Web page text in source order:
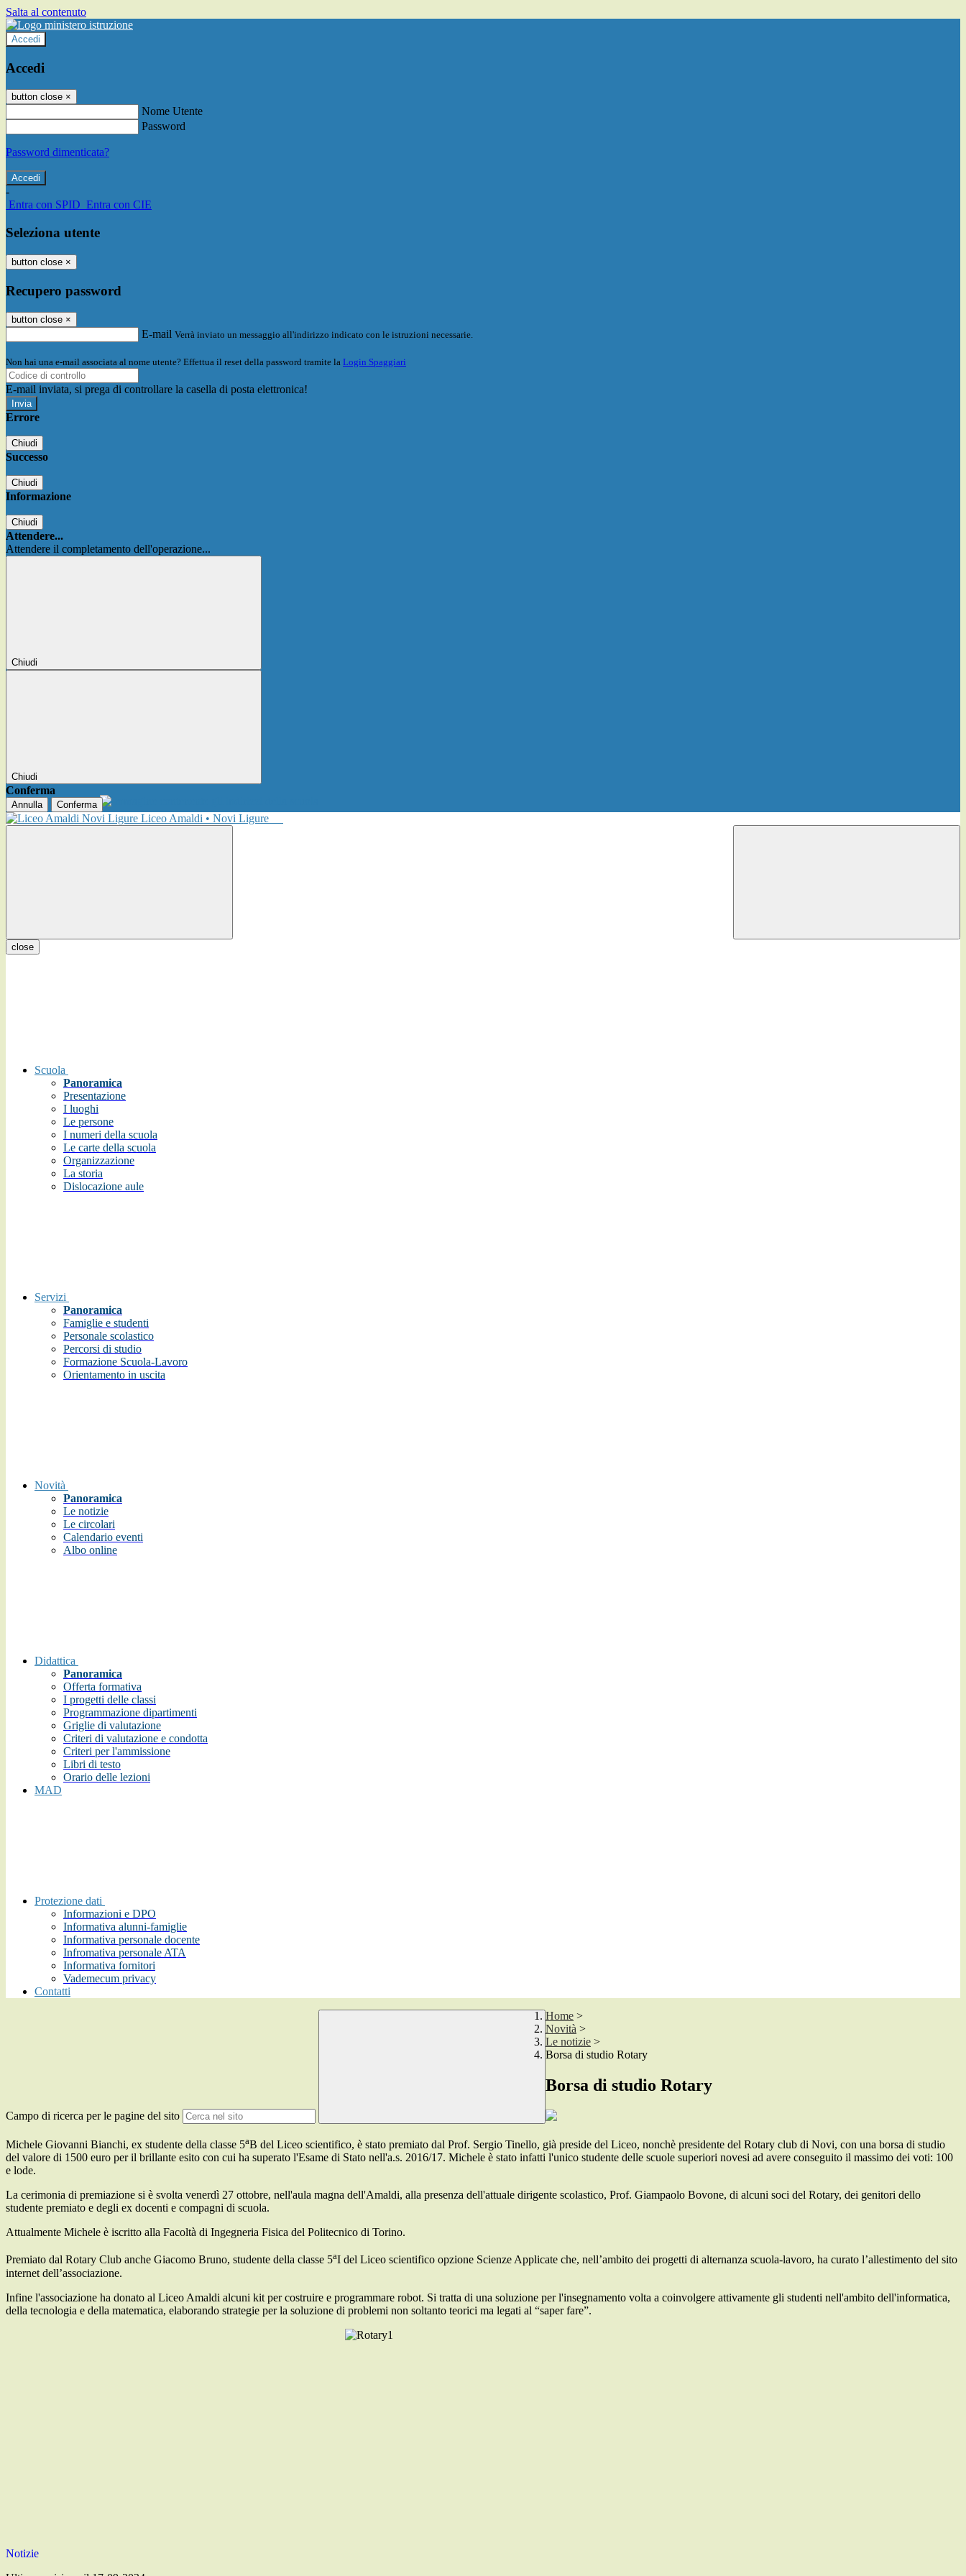
Salta al contenuto
Accedi
Accedi
button close ×
Nome Utente
Password
Password dimenticata?
-
Entra con SPID Entra con CIE
Seleziona utente
button close ×
Recupero password
button close ×
E-mail Verrà inviato un messaggio all'indirizzo indicato con le istruzioni necessarie.
Non hai una e-mail associata al nome utente? Effettua il reset della password tramite la Login Spaggiari
E-mail inviata, si prega di controllare la casella di posta elettronica!
Errore
Chiudi
Successo
Chiudi
Informazione
Chiudi
Attendere...
Attendere il completamento dell'operazione...
Chiudi
Chiudi
Conferma
Annulla Conferma
Liceo Amaldi • Novi Ligure
close
Scuola
Panoramica
Presentazione
I luoghi
Le persone
I numeri della scuola
Le carte della scuola
Organizzazione
La storia
Dislocazione aule
Servizi
Panoramica
Famiglie e studenti
Personale scolastico
Percorsi di studio
Formazione Scuola-Lavoro
Orientamento in uscita
Novità
Panoramica
Le notizie
Le circolari
Calendario eventi
Albo online
Didattica
Panoramica
Offerta formativa
I progetti delle classi
Programmazione dipartimenti
Griglie di valutazione
Criteri di valutazione e condotta
Criteri per l'ammissione
Libri di testo
Orario delle lezioni
MAD
Protezione dati
Informazioni e DPO
Informativa alunni-famiglie
Informativa personale docente
Infromativa personale ATA
Informativa fornitori
Vademecum privacy
Contatti
Campo di ricerca per le pagine del sito
Home >
Novità >
Le notizie >
Borsa di studio Rotary
Borsa di studio Rotary
Michele Giovanni Bianchi, ex studente della classe 5aB del Liceo scientifico, è stato premiato dal Prof. Sergio Tinello, già preside del Liceo, nonchè presidente del Rotary club di Novi, con una borsa di studio
del valore di 1500 euro per il brillante esito con cui ha superato l'Esame di Stato nell'a.s. 2016/17. Michele è stato infatti l'unico studente delle scuole superiori novesi ad avere conseguito il massimo dei voti: 100
e lode.
La cerimonia di premiazione si è svolta venerdì 27 ottobre, nell'aula magna dell'Amaldi, alla presenza dell'attuale dirigente scolastico, Prof. Giampaolo Bovone, di alcuni soci del Rotary, dei genitori dello
studente premiato e degli ex docenti e compagni di scuola.
Attualmente Michele è iscritto alla Facoltà di Ingegneria Fisica del Politecnico di Torino.
Premiato dal Rotary Club anche Giacomo Bruno, studente della classe 5aI del Liceo scientifico opzione Scienze Applicate che, nell’ambito dei progetti di alternanza scuola-lavoro, ha curato l’allestimento del sito
internet dell’associazione.
Infine l'associazione ha donato al Liceo Amaldi alcuni kit per costruire e programmare robot. Si tratta di una soluzione per l'insegnamento volta a coinvolgere attivamente gli studenti nell'ambito dell'informatica,
della tecnologia e della matematica, elaborando strategie per la soluzione di problemi non soltanto teorici ma legati al “saper fare”.
Notizie